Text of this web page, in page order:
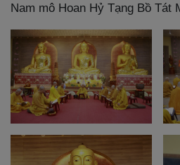
Nam mô Hoan Hỷ Tạng Bồ Tát